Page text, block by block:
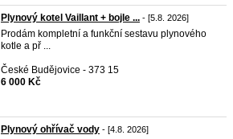
Plynový kotel Vaillant + bojle ... - [5.8. 2026]
Prodám kompletní a funkční sestavu plynového
kotle a př ...
České Budějovice - 373 15
6 000 Kč
Plynový ohřívač vody - [4.8. 2026]